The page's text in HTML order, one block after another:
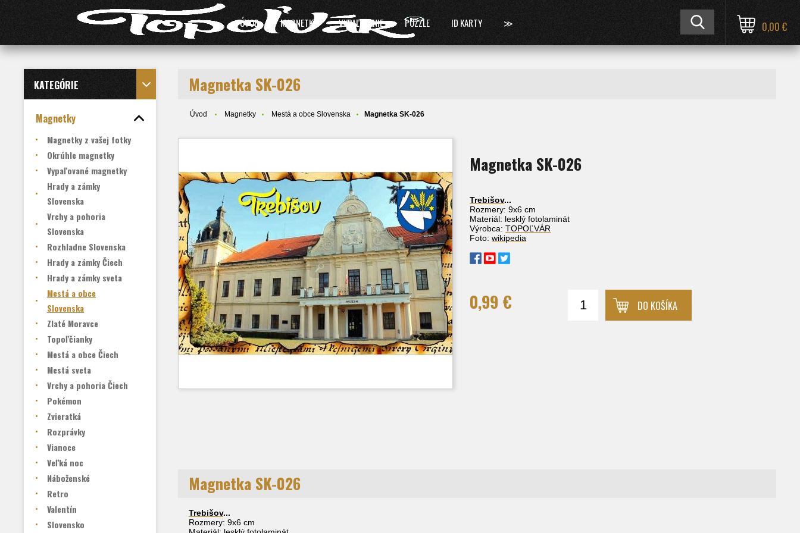
ÚVOD MAGNETKY VYPAĽOVANIE PUZZLE ID KARTY ≫ 0,00 €
KATEGÓRIE
Magnetky
Magnetky z vašej fotky
Okrúhle magnetky
Vypaľované magnetky
Hrady a zámky
Slovenska
Vrchy a pohoria
Slovenska
Rozhladne Slovenska
Hrady a zámky Čiech
Hrady a zámky sveta
Mestá a obce
Slovenska
Zlaté Moravce
Topoľčianky
Mestá a obce Čiech
Mestá sveta
Vrchy a pohoria Čiech
Pokémon
Zvieratká
Rozprávky
Vianoce
Veľká noc
Náboženské
Retro
Valentín
Slovensko
Magnetka SK-026
Úvod Magnetky Mestá a obce Slovenska Magnetka SK-026
Magnetka SK-026
Trebišov...
Rozmery: 9x6 cm
Materiál: lesklý fotolaminát
Výrobca:TOPOĽVÁR
Foto:wikipedia
0,99 € DO KOŠÍKA
Magnetka SK-026
Trebišov...
Rozmery: 9x6 cm